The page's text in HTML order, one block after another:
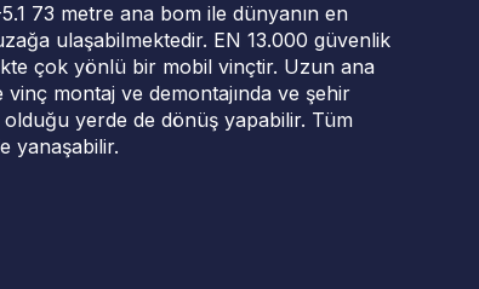
73 metre ana bom ile dünyanın en
ulaşabilmektedir. EN 13.000 güvenlik
çok yönlü bir mobil vinçtir. Uzun ana
montaj ve demontajında ve şehir
olduğu yerde de dönüş yapabilir. Tüm
yanaşabilir.